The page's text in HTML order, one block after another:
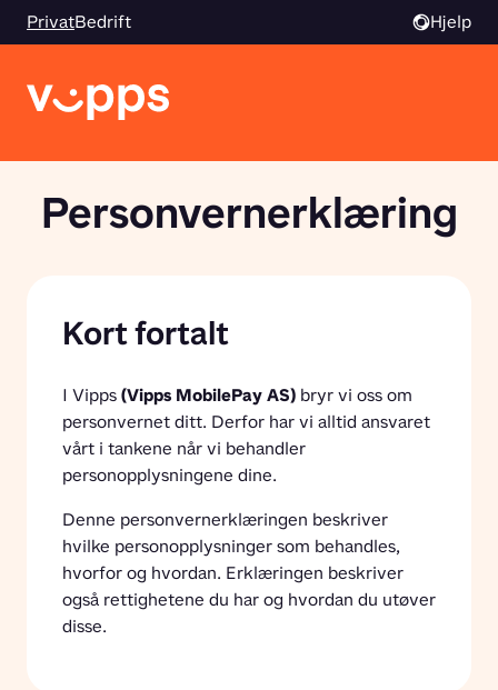
PrivatBedrift Hjelp
Personvernerklæring
Kort fortalt
I Vipps (Vipps MobilePay AS) bryr vi oss om
personvernet ditt. Derfor har vi alltid ansvaret
vårt i tankene når vi behandler
personopplysningene dine.
Denne personvernerklæringen beskriver
hvilke personopplysninger som behandles,
hvorfor og hvordan. Erklæringen beskriver
også rettighetene du har og hvordan du utøver
disse.